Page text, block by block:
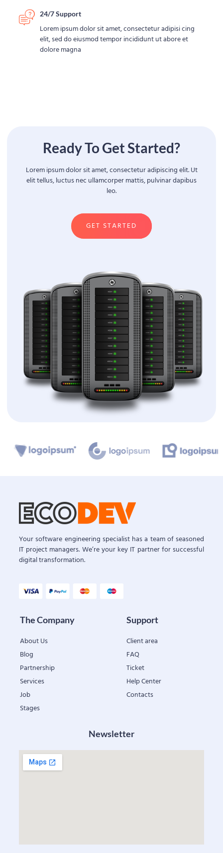
24/7 Support
Lorem ipsum dolor sit amet, consectetur adipisi cing
elit, sed do eiusmod tempor incididunt ut abore et
dolore magna
Ready To Get Started?
Lorem ipsum dolor sit amet, consectetur adipiscing elit. Ut
elit tellus, luctus nec ullamcorper mattis, pulvinar dapibus
leo.
GET STARTED
Your software engineering specialist has a team of seasoned
IT project managers. We’re your key IT partner for successful
digital transformation.
The Company
About Us
Blog
Partnership
Services
Job
Stages
Support
Client area
FAQ
Ticket
Help Center
Contacts
Newsletter